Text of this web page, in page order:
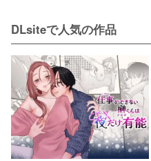
DLsiteで人気の作品